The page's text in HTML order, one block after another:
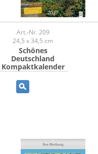
Art.-Nr. 209
24,5 x 34,5 cm
Schönes
Deutschland
Kompaktkalender